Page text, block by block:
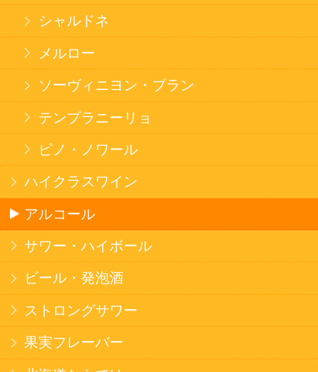
カートを見る
新規ご利用登録
ログイン
セイコーマートHOME
当サイトについて
©Secoma Company, Ltd. 2016 All rights reserved.
20歳未満の方の酒類の購入や、飲酒は法律で禁
じられています。
法令に従って、20歳未満の方への酒類のご注文
はお受けできません。
合は、酒類のお渡しをお断りしております。
表示：スマートフォン｜
このサイトは、企業の実在証明と通信の暗号化
のため、サイバートラストの